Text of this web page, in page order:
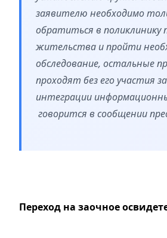
заявителю необходимо
обратиться в поликлинику
жительства и пройти
обследование, остальные
проходят без его участия
интеграции
говорится в сообщении
Переход на заочное